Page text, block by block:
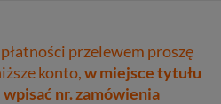
przelewem proszę
konto,w miejsce tytułu
nr. zamówienia